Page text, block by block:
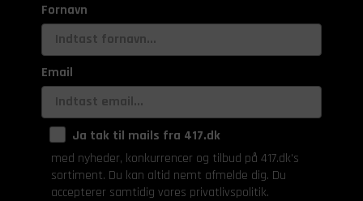
Fornavn
Email
Ja tak til mails fra 417.dk
med nyheder, konkurrencer og tilbud på 417.dk's
sortiment. Du kan altid nemt afmelde dig. Du
accepterer samtidig vores privatlivspolitik.